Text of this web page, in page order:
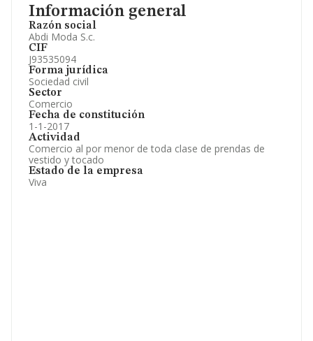
Información general
Razón social
Abdi Moda S.c.
CIF
J93535094
Forma jurídica
Sociedad civil
Sector
Comercio
Fecha de constitución
1-1-2017
Actividad
Comercio al por menor de toda clase de prendas de
vestido y tocado
Estado de la empresa
Viva